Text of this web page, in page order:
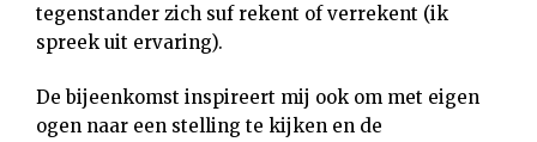
tegenstander zich suf rekent of verrekent (ik
spreek uit ervaring).
De bijeenkomst inspireert mij ook om met eigen
ogen naar een stelling te kijken en de